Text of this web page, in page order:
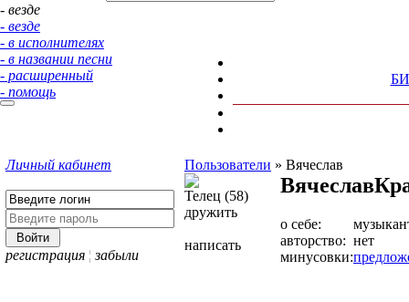
- везде
- везде
- в исполнителях
- в названии песни
- расширенный
- помощь
Личный кабинет
регистрация ¦ забыли
Пользователи » Вячеслав
Телец (58)
дружить
написать
Вячеслав
о себе:
авторство: нет
минусовки: